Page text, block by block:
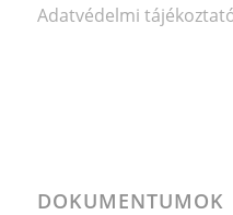
Adatvédelmi
DOKUMENTUMOK